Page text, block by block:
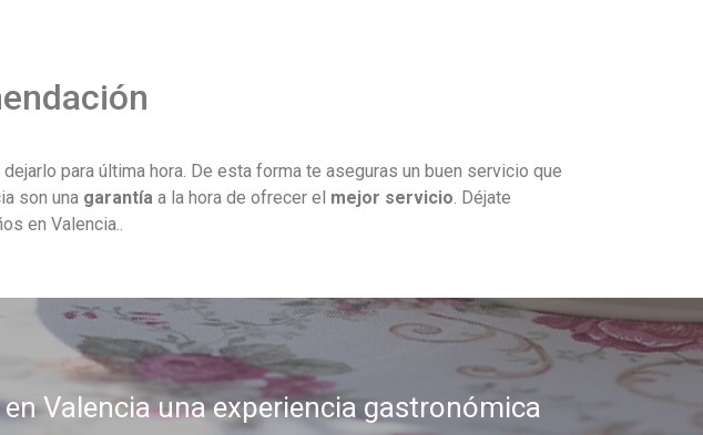
para última hora. De esta forma te aseguras un buen servicio que
son una garantía a la hora de ofrecer el mejor servicio . Déjate
en Valencia..
Valencia una experiencia gastronómica